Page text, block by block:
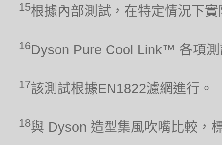
15根據內部測試，在特定情況下
16Dyson Pure Cool Link™ 各項測
17該測試根據EN1822濾網進行。
18與 Dyson 造型集風吹嘴比較，